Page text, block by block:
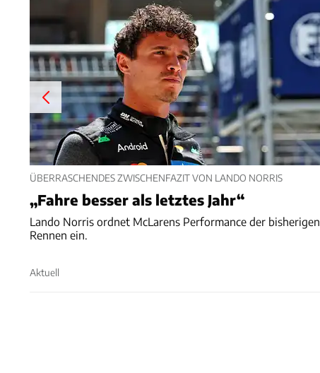
ÜBERRASCHENDES ZWISCHENFAZIT VON LANDO NORRIS
„Fahre besser als letztes Jahr“
Lando Norris ordnet McLarens Performance der bisherigen
Rennen ein.
Aktuell